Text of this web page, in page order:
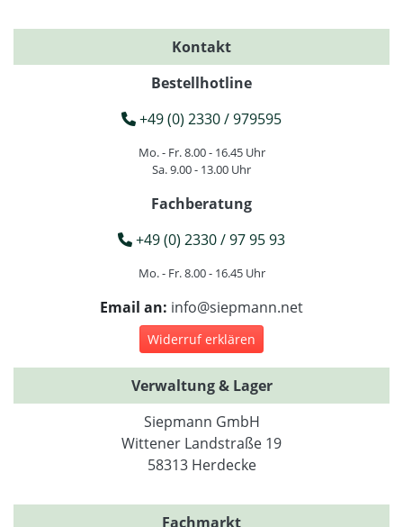
Kontakt
Bestellhotline
+49 (0) 2330 / 979595
Mo. - Fr. 8.00 - 16.45 Uhr
Sa. 9.00 - 13.00 Uhr
Fachberatung
+49 (0) 2330 / 97 95 93
Mo. - Fr. 8.00 - 16.45 Uhr
Email an: info@siepmann.net
Widerruf erklären
Verwaltung & Lager
Siepmann GmbH
Wittener Landstraße 19
58313 Herdecke
Fachmarkt